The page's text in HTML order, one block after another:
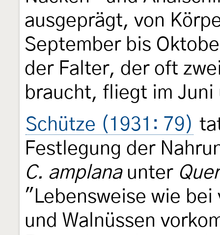
ausgeprägt, von
September bis
der Falter, der oft
braucht, fliegt im
Schütze (1931: 79)
Festlegung der
C. amplanaunter
"Lebensweise wie
und Walnüssen